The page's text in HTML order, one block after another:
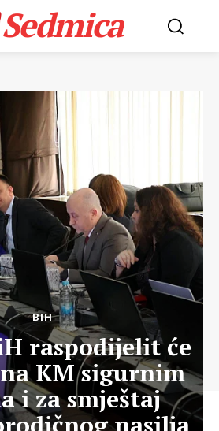
Sedmica
BIH
raspodijelit će
KM sigurnim
i za smještaj
nasilja